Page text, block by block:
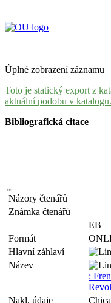
Úplné zobrazení záznamu
Toto je statický export z
aktuální podobu v katalogu.
Bibliografická citace
Názory čtenářů
Známka čtenářů
EB
Formát
Hlavní záhlaví
Název
:
Nakl. údaje